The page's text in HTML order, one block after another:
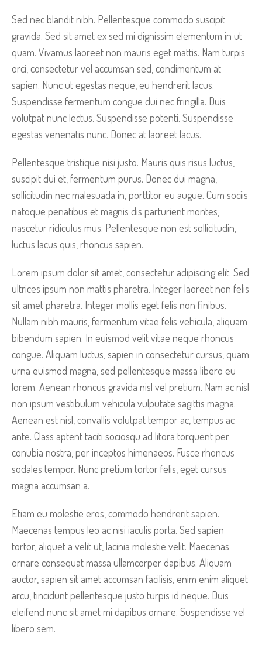
Sed nec blandit nibh. Pellentesque commodo suscipit
gravida. Sed sit amet ex sed mi dignissim elementum in ut
quam. Vivamus laoreet non mauris eget mattis. Nam turpis
orci, consectetur vel accumsan sed, condimentum at
sapien. Nunc ut egestas neque, eu hendrerit lacus.
Suspendisse fermentum congue dui nec fringilla. Duis
volutpat nunc lectus. Suspendisse potenti. Suspendisse
egestas venenatis nunc. Donec at laoreet lacus.
Pellentesque tristique nisi justo. Mauris quis risus luctus,
suscipit dui et, fermentum purus. Donec dui magna,
sollicitudin nec malesuada in, porttitor eu augue. Cum sociis
natoque penatibus et magnis dis parturient montes,
nascetur ridiculus mus. Pellentesque non est sollicitudin,
luctus lacus quis, rhoncus sapien.
Lorem ipsum dolor sit amet, consectetur adipiscing elit. Sed
ultrices ipsum non mattis pharetra. Integer laoreet non felis
sit amet pharetra. Integer mollis eget felis non finibus.
Nullam nibh mauris, fermentum vitae felis vehicula, aliquam
bibendum sapien. In euismod velit vitae neque rhoncus
congue. Aliquam luctus, sapien in consectetur cursus, quam
urna euismod magna, sed pellentesque massa libero eu
lorem. Aenean rhoncus gravida nisl vel pretium. Nam ac nisl
non ipsum vestibulum vehicula vulputate sagittis magna.
Aenean est nisl, convallis volutpat tempor ac, tempus ac
ante. Class aptent taciti sociosqu ad litora torquent per
conubia nostra, per inceptos himenaeos. Fusce rhoncus
sodales tempor. Nunc pretium tortor felis, eget cursus
magna accumsan a.
Etiam eu molestie eros, commodo hendrerit sapien.
Maecenas tempus leo ac nisi iaculis porta. Sed sapien
tortor, aliquet a velit ut, lacinia molestie velit. Maecenas
ornare consequat massa ullamcorper dapibus. Aliquam
auctor, sapien sit amet accumsan facilisis, enim enim aliquet
arcu, tincidunt pellentesque justo turpis id neque. Duis
eleifend nunc sit amet mi dapibus ornare. Suspendisse vel
libero sem.